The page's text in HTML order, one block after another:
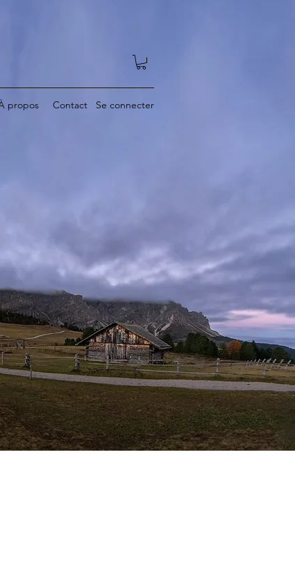
propos Contact Se connecter